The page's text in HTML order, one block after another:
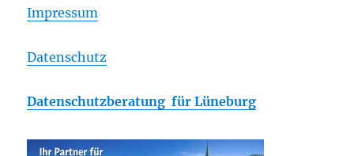
Impressum
Datenschutz
Datenschutzberatung für Lüneburg